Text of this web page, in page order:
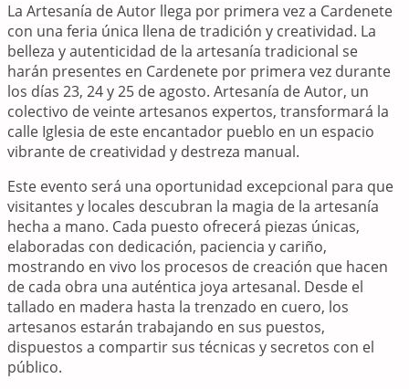
La Artesanía de Autor llega por primera vez a Cardenete
con una feria única llena de tradición y creatividad. La
belleza y autenticidad de la artesanía tradicional se
harán presentes en Cardenete por primera vez durante
los días 23, 24 y 25 de agosto. Artesanía de Autor, un
colectivo de veinte artesanos expertos, transformará la
calle Iglesia de este encantador pueblo en un espacio
vibrante de creatividad y destreza manual.
Este evento será una oportunidad excepcional para que
visitantes y locales descubran la magia de la artesanía
hecha a mano. Cada puesto ofrecerá piezas únicas,
elaboradas con dedicación, paciencia y cariño,
mostrando en vivo los procesos de creación que hacen
de cada obra una auténtica joya artesanal. Desde el
tallado en madera hasta la trenzado en cuero, los
artesanos estarán trabajando en sus puestos,
dispuestos a compartir sus técnicas y secretos con el
público.